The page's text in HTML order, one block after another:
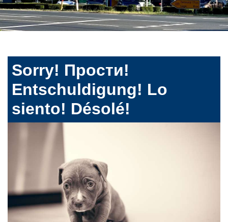
Sorry! Прости!
Entschuldigung! Lo
siento! Désolé!